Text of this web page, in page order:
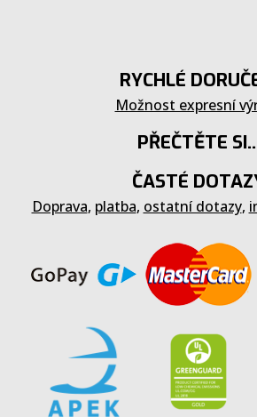
RYCHLÉ
Možnost expresní
PŘEČTĚTE
ČASTÉ
Doprava, platba, ostatní dotazy,